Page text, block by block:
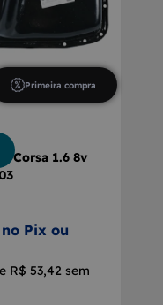
Primeira compra
Corsa 1.6 8v
no Pix ou
R$ 53,42 sem